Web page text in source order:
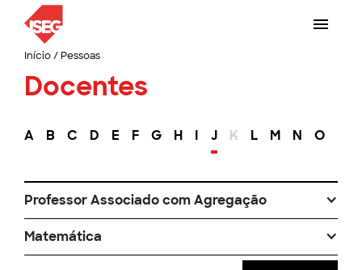
Início/ Pessoas
Docentes
A B C D E F G H I J K L M N O
Professor Associado com Agregação
Matemática